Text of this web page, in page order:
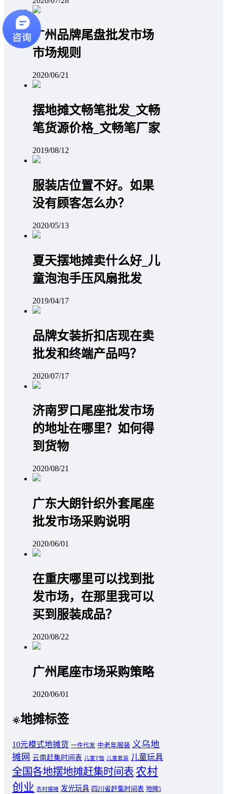
广州品牌尾盘批发市场
市场规则
2020/06/21
摆地摊文畅笔批发_文畅
笔货源价格_文畅笔厂家
2019/08/12
服装店位置不好。如果
没有顾客怎么办？
2020/05/13
夏天摆地摊卖什么好_儿
童泡泡手压风扇批发
2019/04/17
品牌女装折扣店现在卖
批发和终端产品吗？
2020/07/17
济南罗口尾座批发市场
的地址在哪里？如何得
到货物
2020/08/21
广东大朗针织外套尾座
批发市场采购说明
2020/06/01
在重庆哪里可以找到批
发市场，在那里我可以
买到服装成品？
2020/08/22
广州尾座市场采购策略
2020/06/01
地摊标签
10元模式地摊货 一件代发 中老年服装 义乌地
摊网 云南赶集时间表 儿童T恤 儿童套装 儿童玩具
全国各地摆地摊赶集时间表 农村
创业 农村摆摊 发光玩具 四川省赶集时间表 地摊5